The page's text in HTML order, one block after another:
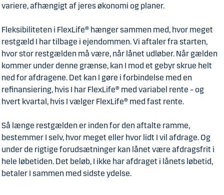
variere, afhængigt af jeres økonomi og planer.
Fleksibiliteten i FlexLife® hænger sammen med, hvor meget
restgæld I har tilbage i ejendommen. Vi aftaler fra starten,
hvor stor restgælden må være, når lånet udløber. Når gælden
kommer under denne grænse, kan I mod et gebyr skrue helt
ned for afdragene. Det kan I gøre i forbindelse med en
refinansiering, hvis I har FlexLife® med variabel rente – og
hvert kvartal, hvis I vælger FlexLife® med fast rente.
Så længe restgælden er inden for den aftalte ramme,
bestemmer I selv, hvor meget eller hvor lidt I vil afdrage. Og
under de rigtige forudsætninger kan lånet være afdragsfrit i
hele løbetiden. Det beløb, I ikke har afdraget i lånets løbetid,
betaler I sammen med sidste ydelse.